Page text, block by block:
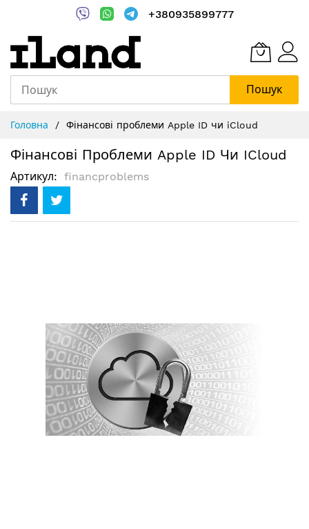
+380935899777
Пошук
Content
Головна Фінансові проблеми Apple ID чи iCloud
Фінансові Проблеми Apple ID Чи ICloud
Артикул financproblems